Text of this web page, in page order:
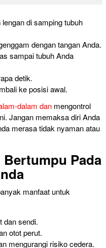
di samping tubuh
dengan tangan Anda.
sampai tubuhAnda
detik.
ke posisi awal.
dalam dan mengontrol
Jangan memaksa diri Anda
merasa tidak nyaman atau
Pada
manfaat untuk
dansendi.
otot perut.
mengurangi risiko cedera.